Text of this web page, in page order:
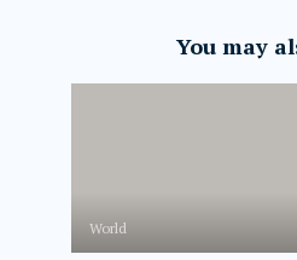
You may
World